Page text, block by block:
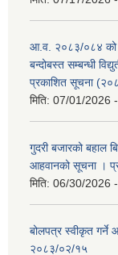
आ.व. २०८३/०८४ को
बन्दोबस्त सम्बन्धी
प्रकाशित सूचना
मिति: 07/01/2026
गुदरी बजारको बहाल
आहवानको सूचना ।
मिति: 06/30/2026
बोलपत्र स्वीकृत गर्ने
२०८३/०२/१५